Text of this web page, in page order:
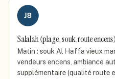
J8
Salalah (plage, souk, route encens)
Matin : souk Al Haffa vieux
vendeurs encens, ambiance
supplémentaire (qualité route